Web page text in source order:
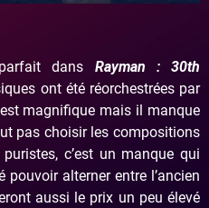
dans Rayman : 30th
ont été réorchestrées par
magnifique mais il manque
pas choisir les compositions
c’est un manque qui
alterner entre l’ancien
aussi le prix un peu élevé